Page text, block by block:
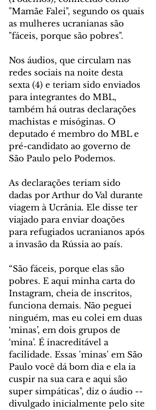
"Mamãe Falei", segundo os quais
as mulheres ucranianas são
"fáceis, porque são pobres".
Nos áudios, que circulam nas
redes sociais na noite desta
sexta (4) e teriam sido enviados
para integrantes do MBL,
também há outras declarações
machistas e misóginas. O
deputado é membro do MBL e
pré-candidato ao governo de
São Paulo pelo Podemos.
As declarações teriam sido
dadas por Arthur do Val durante
viagem à Ucrânia. Ele disse ter
viajado para enviar doações
para refugiados ucranianos após
a invasão da Rússia ao país.
“São fáceis, porque elas são
pobres. E aqui minha carta do
Instagram, cheia de inscritos,
funciona demais. Não peguei
ninguém, mas eu colei em duas
‘minas’, em dois grupos de
‘mina’. É inacreditável a
facilidade. Essas 'minas' em São
Paulo você dá bom dia e ela ia
cuspir na sua cara e aqui são
super simpáticas", diz o áudio --
divulgado inicialmente pelo site